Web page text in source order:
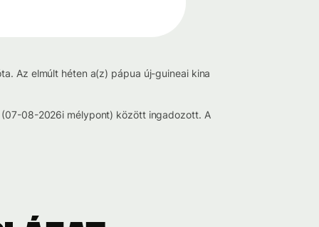
Az elmúlt héten a(z) pápua új-guineai kina
08-2026i mélypont) között ingadozott. A